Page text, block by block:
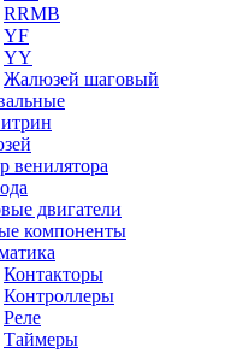
RRMB
YF
YY
Жалюзей шаговый
венилятора
двигатели
компоненты
Контакторы
Контроллеры
Реле
Таймеры